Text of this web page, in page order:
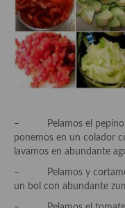
Salsas y mojos
Adobos
Aperitivos
Bebidas
Bocadillos,
demás
Ensaladas
– Pelamos el pepino y
ponemos en un colador
lavamos en abundante
– Pelamos y cortamos
un bol con abundante